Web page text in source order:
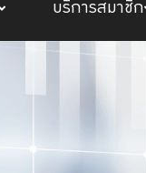
บริการสมาชิก